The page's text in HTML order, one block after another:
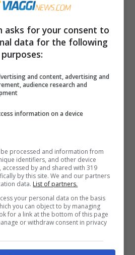
di Natale interamente
si potranno assaporare i
regionale del
Immancabile, poi, lo
Doc venduto in tanti
da diverse Cantine.
proporranno salumi,
succhi e farine. Si potrà
e infine comprare.
asks for your consent to
data for the following
purposes:
and content, advertising and
audience research and
information on a device
processed and information from
identifiers, and other device
by and shared with 319
by this site. We and our partners
data. List of partners.
your personal data on the basis
you can object to by managing
for a link at the bottom of this page
or withdraw consent in privacy